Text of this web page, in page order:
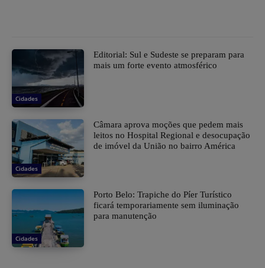
Cidades
Editorial: Sul e Sudeste se preparam para
mais um forte evento atmosférico
Cidades
Câmara aprova moções que pedem mais
leitos no Hospital Regional e desocupação
de imóvel da União no bairro América
Cidades
Porto Belo: Trapiche do Píer Turístico
ficará temporariamente sem iluminação
para manutenção